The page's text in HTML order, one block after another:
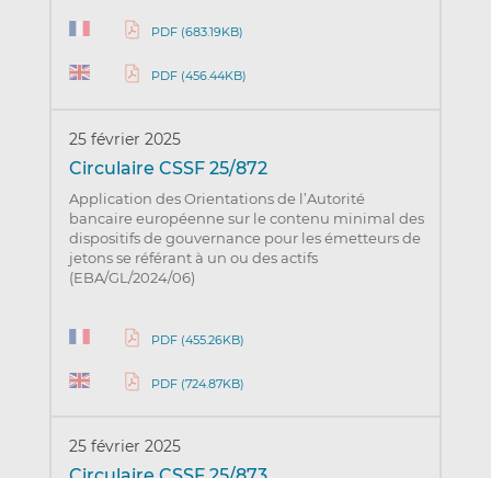
PDF (683.19KB)
PDF (456.44KB)
25 février 2025
Circulaire CSSF 25/872
Application des Orientations de l’Autorité
bancaire européenne sur le contenu minimal des
dispositifs de gouvernance pour les émetteurs de
jetons se référant à un ou des actifs
(EBA/GL/2024/06)
PDF (455.26KB)
PDF (724.87KB)
25 février 2025